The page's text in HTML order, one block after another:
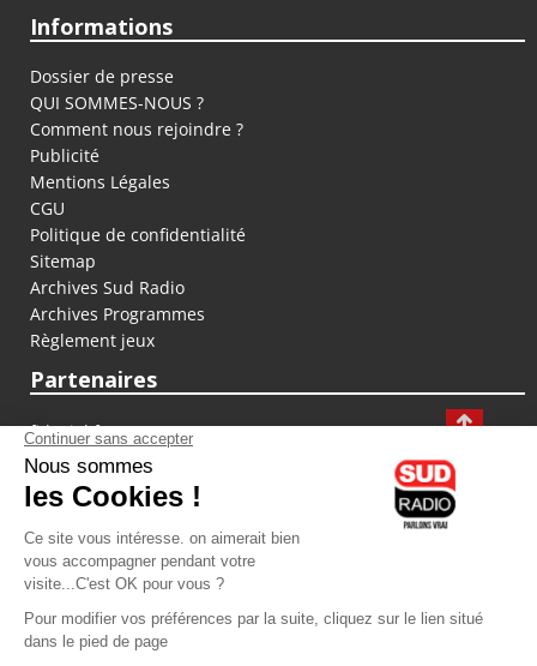
Informations
Dossier de presse
QUI SOMMES-NOUS ?
Comment nous rejoindre ?
Publicité
Mentions Légales
CGU
Politique de confidentialité
Sitemap
Archives Sud Radio
Archives Programmes
Règlement jeux
Partenaires
fiducial.fr
lyoncapitale.fr
olympique-et-lyonnais.com
L'application Iphone / Android
Téléchargez l'application